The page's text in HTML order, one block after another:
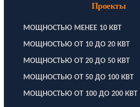
Проекты
МОЩНОСТЬЮ МЕНЕЕ 10 КВТ
МОЩНОСТЬЮ ОТ 10 ДО 20 КВТ
МОЩНОСТЬЮ ОТ 20 ДО 50 КВТ
МОЩНОСТЬЮ ОТ 50 ДО 100 КВТ
МОЩНОСТЬЮ ОТ 100 ДО 200 КВТ